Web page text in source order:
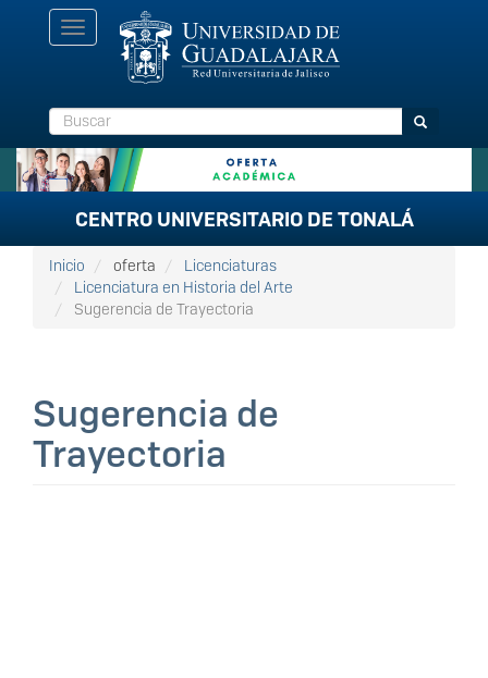
Toggle
navigation
Buscar Buscar
CENTRO UNIVERSITARIO DE TONALÁ
Inicio oferta
Licenciaturas
Licenciatura en Historia del Arte
Sugerencia de Trayectoria
Sugerencia de
Trayectoria